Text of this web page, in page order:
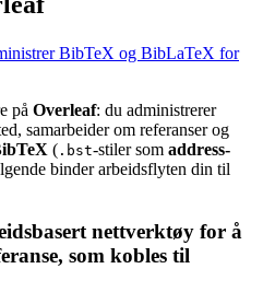
BibTeX og BibLaTeX for
på Overleaf: du administrerer
samarbeider om referanser og
( .bst-stiler som address-
binder arbeidsflyten din til
nettverktøy for å
som kobles til